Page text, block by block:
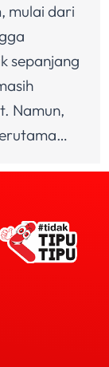
mulai dari
sepanjang
Namun,